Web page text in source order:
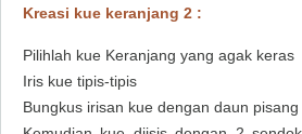
Kreasi kue keranjang 2 :
Pilihlah kue Keranjang yang agak keras
Iris kue tipis-tipis
Bungkus irisan kue dengan daun pisang